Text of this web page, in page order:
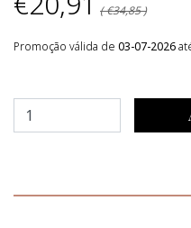
( €34,85 )
Promoção válida de 03-07-2026